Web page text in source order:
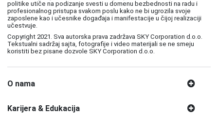
politike utiče na podizanje svesti u domenu bezbednosti na radu i
profesionalnog pristupa svakom poslu kako ne bi ugrozila svoje
zaposlene kao i učesnike događaja i manifestacije u čijoj realizaciji
učestvuje.
Copyright 2021. Sva autorska prava zadržava SKY Corporation d.o.o.
Tekstualni sadržaj sajta, fotografije i video materijali se ne smeju
koristiti bez pisane dozvole SKY Corporation d.o.o.
O nama
Karijera & Edukacija